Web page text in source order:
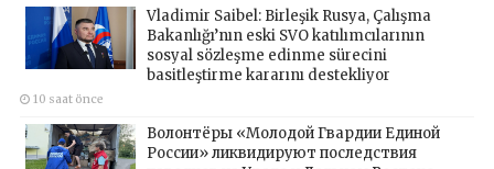
Vladimir Saibel: Birleşik Rusya, Çalışma
Bakanlığı’nın eski SVO katılımcılarının
sosyal sözleşme edinme sürecini
basitleştirme kararını destekliyor
10 saat önce
Волонтёры «Молодой Гвардии Единой
России» ликвидируют последствия